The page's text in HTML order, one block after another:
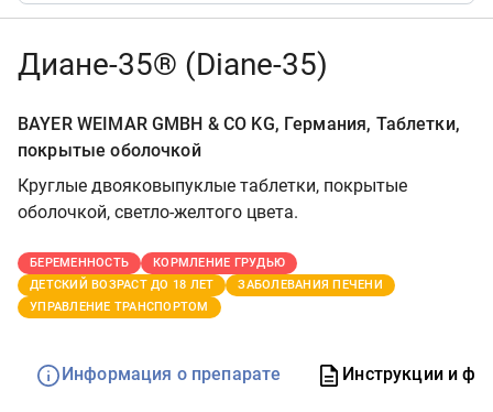
Диане-35® (Diane-35)
BAYER WEIMAR GMBH & CO KG, Германия, Таблетки,
покрытые оболочкой
Круглые двояковыпуклые таблетки, покрытые
оболочкой, светло-желтого цвета.
БЕРЕМЕННОСТЬ
КОРМЛЕНИЕ ГРУДЬЮ
ДЕТСКИЙ ВОЗРАСТ ДО 18 ЛЕТ
ЗАБОЛЕВАНИЯ ПЕЧЕНИ
УПРАВЛЕНИЕ ТРАНСПОРТОМ
Информация о препарате Инструкции и